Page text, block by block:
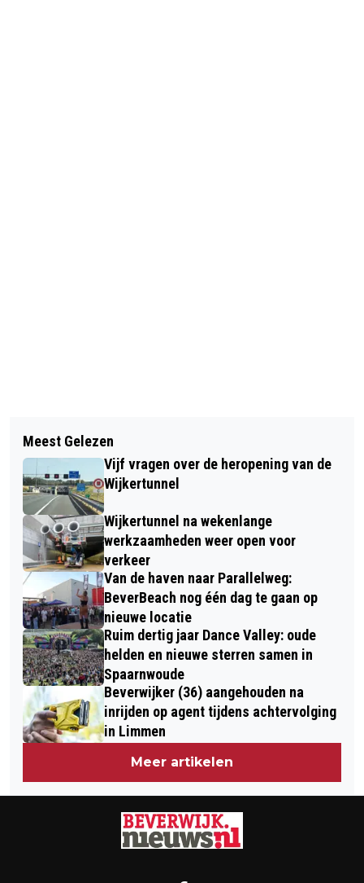
ITALIAANSE STUDENTEN EN CASTOR
COLLEGE HIELDEN EEN
ECOCONFERENTIE
NOVA COLLEGE BEVERWIJK OPENT
PLUSPUNT ‘DO(N’T) (QU)IT
Meest Gelezen
Vijf vragen over de heropening van de
Wijkertunnel
Wijkertunnel na wekenlange
werkzaamheden weer open voor
verkeer
Van de haven naar Parallelweg:
BeverBeach nog één dag te gaan op
nieuwe locatie
Ruim dertig jaar Dance Valley: oude
helden en nieuwe sterren samen in
Spaarnwoude
Beverwijker (36) aangehouden na
inrijden op agent tijdens achtervolging
in Limmen
Meer artikelen